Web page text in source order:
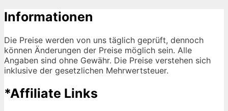
Informationen
Die Preise werden von uns täglich geprüft, dennoch
können Änderungen der Preise möglich sein. Alle
Angaben sind ohne Gewähr. Die Preise verstehen sich
inklusive der gesetzlichen Mehrwertsteuer.
*Affiliate Links